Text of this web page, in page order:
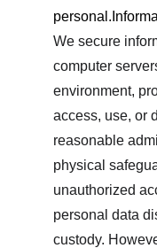
We secure
computer
environment,
access, use, or
reasonable
physical
unauthorized
personal data
custody.